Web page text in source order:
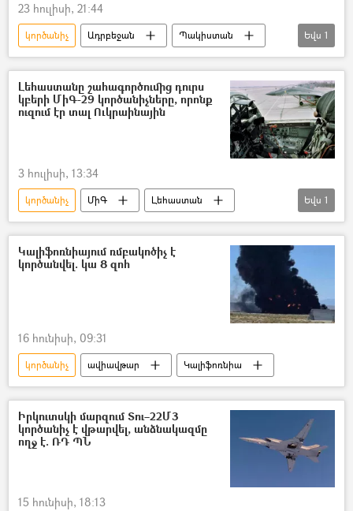
23 հուլիսի, 21:44
կործանիչ Ադրբեջան
Պակիստան
ինքնաթիռ
Եվս 1
Լեհաստանը շահագործումից դուրս
կբերի ՄիԳ-29 կործանիչները, որոնք
ուզում էր տալ Ուկրաինային
3 հուլիսի, 13:34
կործանիչ ՄիԳ
Լեհաստան
Ուկրաինա
Եվս 1
Կալիֆոռնիայում ռմբակոծիչ է
կործանվել. կա 8 զոհ
16 հունիսի, 09:31
կործանիչ ավիավթար Կալիֆոռնիա
Իրկուտսկի մարզում Տու–22Մ3
կործանիչ է վթարվել, անձնակազմը
ողջ է. ՌԴ ՊՆ
15 հունիսի, 18:13